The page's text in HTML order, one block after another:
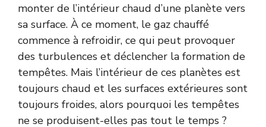
monter de l’intérieur chaud d’une planète vers
sa surface. À ce moment, le gaz chauffé
commence à refroidir, ce qui peut provoquer
des turbulences et déclencher la formation de
tempêtes. Mais l’intérieur de ces planètes est
toujours chaud et les surfaces extérieures sont
toujours froides, alors pourquoi les tempêtes
ne se produisent-elles pas tout le temps ?